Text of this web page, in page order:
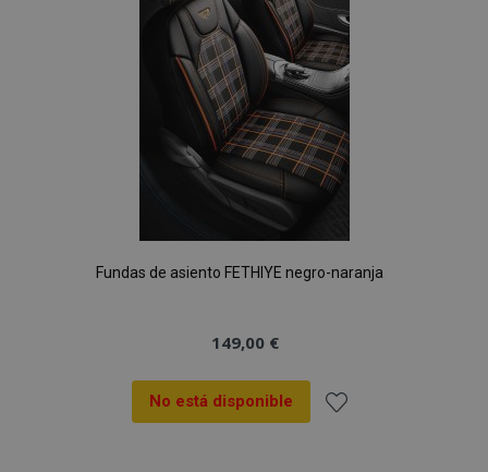
Deseos
Fundas de asiento FETHIYE negro-naranja
149,00 €
No está disponible